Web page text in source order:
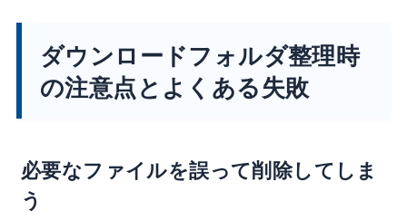
ダウンロードフォルダ整理時
の注意点とよくある失敗
必要なファイルを誤って削除してしま
う